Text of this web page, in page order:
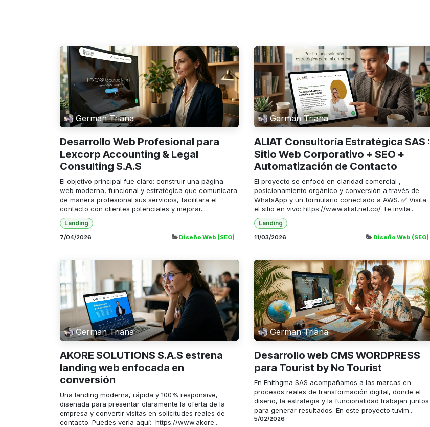
German Triana
Desarrollo Web Profesional para
Lexcorp Accounting & Legal
Consulting S.A.S
El objetivo principal fue claro: construir una página
web moderna, funcional y estratégica que comunicara
de manera profesional sus servicios, facilitara el
contacto con clientes potenciales y mejorar...
Landing
7/04/2026 Diseño Web (SEO)
German Triana
ALIAT Consultoría Estratégica SAS :
Sitio Web Corporativo + SEO +
Automatización de Contacto
El proyecto se enfocó en claridad comercial ,
posicionamiento orgánico y conversión a través de
WhatsApp y un formulario conectado a AWS. ✅ Visita
el sitio en vivo: https://www.aliat.net.co/ Te invita...
Landing
11/03/2026 Diseño Web (SEO)
German Triana
AKORE SOLUTIONS S.A.S estrena
landing web enfocada en
conversión
Una landing moderna, rápida y 100% responsive,
diseñada para presentar claramente la oferta de la
empresa y convertir visitas en solicitudes reales de
contacto. Puedes verla aquí: https://www.akore...
German Triana
Desarrollo web CMS WORDPRESS
para Tourist by No Tourist
En Enithgma SAS acompañamos a las marcas en
procesos reales de transformación digital, donde el
diseño, la estrategia y la funcionalidad trabajan juntos
para generar resultados. En este proyecto tuvim...
5/02/2026